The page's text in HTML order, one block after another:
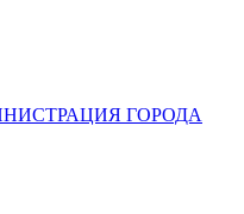
ГОРОДА